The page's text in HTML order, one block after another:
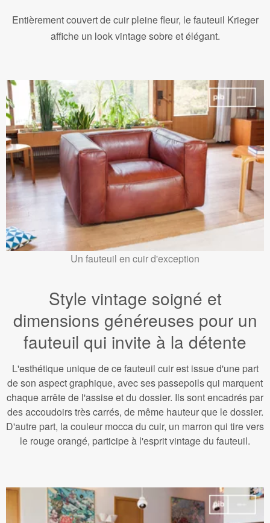
Entièrement couvert de cuir pleine fleur, le fauteuil Krieger
affiche un look vintage sobre et élégant.
Un fauteuil en cuir d'exception
Style vintage soigné et
dimensions généreuses pour un
fauteuil qui invite à la détente
L'esthétique unique de ce fauteuil cuir est issue d'une part
de son aspect graphique, avec ses passepoils qui marquent
chaque arrête de l'assise et du dossier. Ils sont encadrés par
des accoudoirs très carrés, de même hauteur que le dossier.
D'autre part, la couleur mocca du cuir, un marron qui tire vers
le rouge orangé, participe à l'esprit vintage du fauteuil.